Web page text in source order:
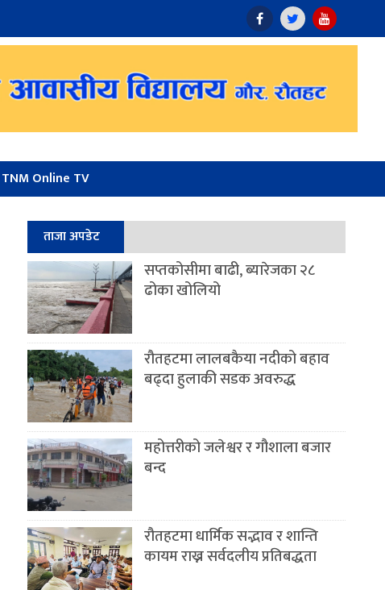
TNM Online TV
ताजा अपडेट
सप्तकोसीमा बाढी, ब्यारेजका २८
ढोका खोलियो
रौतहटमा लालबकैया नदीको बहाव
बढ्दा हुलाकी सडक अवरुद्ध
महोत्तरीको जलेश्वर र गौशाला बजार
बन्द
रौतहटमा धार्मिक सद्भाव र शान्ति
कायम राख्न सर्वदलीय प्रतिबद्धता